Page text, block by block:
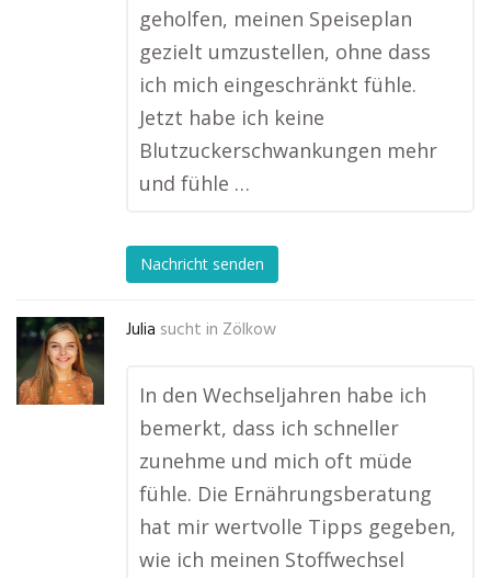
geholfen, meinen Speiseplan
gezielt umzustellen, ohne dass
ich mich eingeschränkt fühle.
Jetzt habe ich keine
Blutzuckerschwankungen mehr
und fühle …
Nachricht senden
Julia sucht in Zölkow
In den Wechseljahren habe ich
bemerkt, dass ich schneller
zunehme und mich oft müde
fühle. Die Ernährungsberatung
hat mir wertvolle Tipps gegeben,
wie ich meinen Stoffwechsel